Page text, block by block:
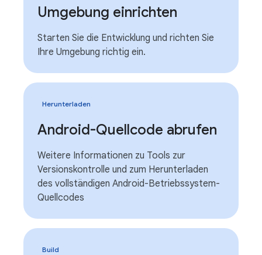
Umgebung einrichten
Starten Sie die Entwicklung und richten Sie
Ihre Umgebung richtig ein.
Herunterladen
Android-Quellcode abrufen
Weitere Informationen zu Tools zur
Versionskontrolle und zum Herunterladen
des vollständigen Android-Betriebssystem-
Quellcodes
Build